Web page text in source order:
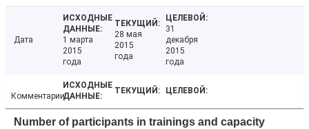
Дата
1 марта
2015
года
28 мая
2015
года
31
декабря
2015
года
Комментарии
Number of participants in trainings and capacity